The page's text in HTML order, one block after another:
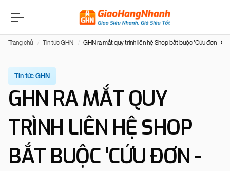
Trang chủ Tin tức GHN GHN ra mắt quy trình liên hệ Shop bắt buộc 'Cứu đơn -
Tin tức GHN
GHN RA MẮT QUY
TRÌNH LIÊN HỆ SHOP
BẮT BUỘC 'CỨU ĐƠN -